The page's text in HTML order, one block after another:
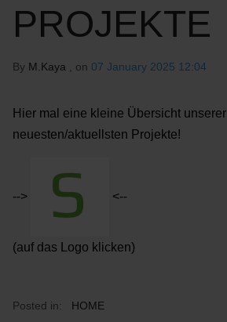
PROJEKTE
By M.Kaya , on 07 January 2025 12:04
Hier mal eine kleine Übersicht unserer
neuesten/aktuellsten Projekte!
--> <--
(auf das Logo klicken)
Posted in: HOME